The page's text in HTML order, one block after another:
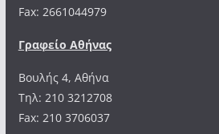
Fax: 2661044979
Γραφείο Αθήνας
Βουλής 4, Αθήνα
Τηλ: 210 3212708
Fax: 210 3706037